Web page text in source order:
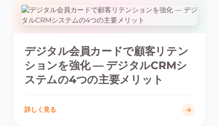
デジタル会員カードで顧客リテン
ションを強化 — デジタルCRMシ
ステムの4つの主要メリット
詳しく見る